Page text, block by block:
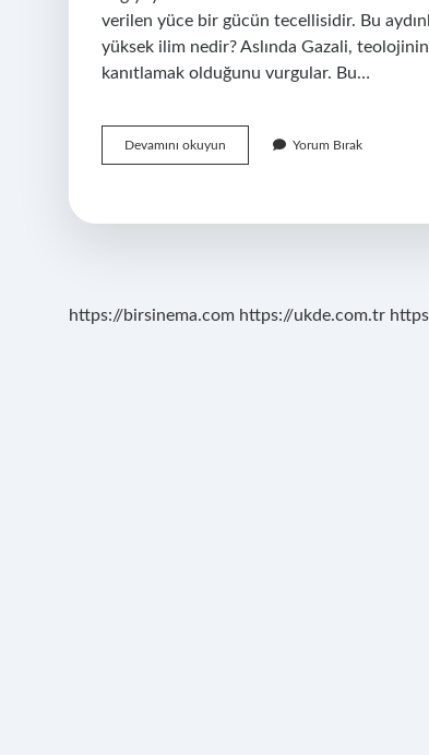
verilen yüce bir gücün tecellisidir. Bu
yüksek ilim nedir? Aslında Gazali,
kanıtlamak olduğunu vurgular. Bu…
Devamını okuyun
Ilmi
Yorum Bırak
https://birsinema.com https://ukde.com.tr